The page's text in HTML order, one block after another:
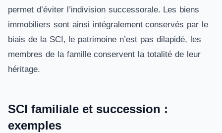
permet d’éviter l’indivision successorale. Les biens
immobiliers sont ainsi intégralement conservés par le
biais de la SCI, le patrimoine n’est pas dilapidé, les
membres de la famille conservent la totalité de leur
héritage.
SCI familiale et succession :
exemples